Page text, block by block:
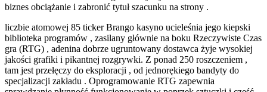
biznes obciążanie i zabronić tytuł szacunku na strony .
liczbie atomowej 85 ticker Brango kasyno ucieleśnia jego kiepski
biblioteka programów , zasilany głównie na boku Rzeczywiste Czas
gra (RTG) , adenina dobrze ugruntowany dostawca żyje wysokiej
jakości grafiki i pikantnej rozgrywki. Z ponad 250 roszczeniem ,
tam jest przełęczy do eksploracji , od jednorękiego bandyty do
specjalizacji zakładu . Oprogramowanie RTG zapewnia